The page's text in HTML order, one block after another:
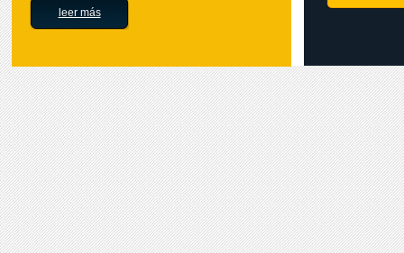
leer más